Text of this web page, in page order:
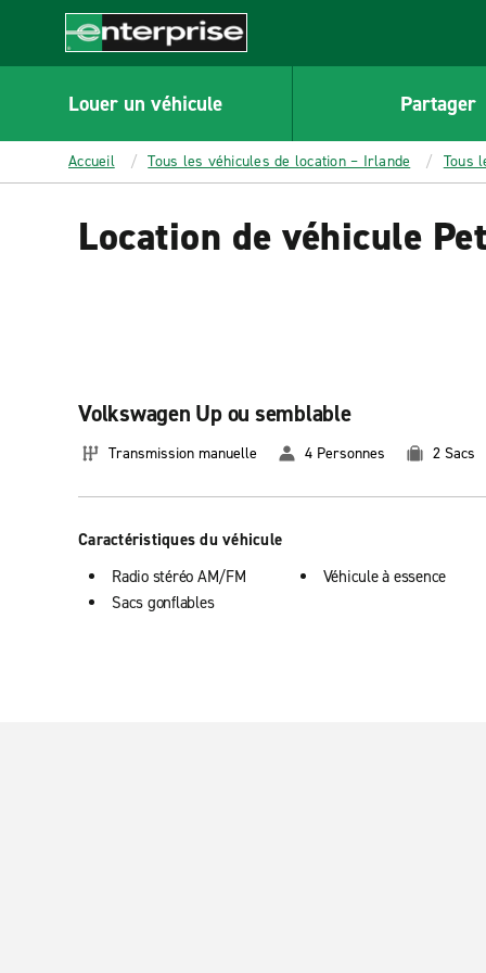
CONTENT
Enterprise
Louer un véhicule Partager
Accueil Tous les véhicules de location – Irlande Tous
Location de véhicule
Volkswagen Up ou semblable
Transmission manuelle 4 Personnes 2 Sacs
Caractéristiques du véhicule
Radio stéréo AM/FM
Sacs gonflables
Véhicule à essence